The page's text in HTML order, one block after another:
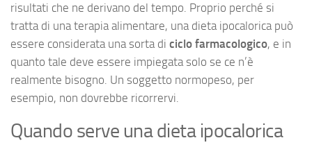
risultati che ne derivano del tempo. Proprio perché si
tratta di una terapia alimentare, una dieta ipocalorica può
essere considerata una sorta di ciclo farmacologico, e in
quanto tale deve essere impiegata solo se ce n’è
realmente bisogno. Un soggetto normopeso, per
esempio, non dovrebbe ricorrervi.
Quando serve una dieta ipocalorica